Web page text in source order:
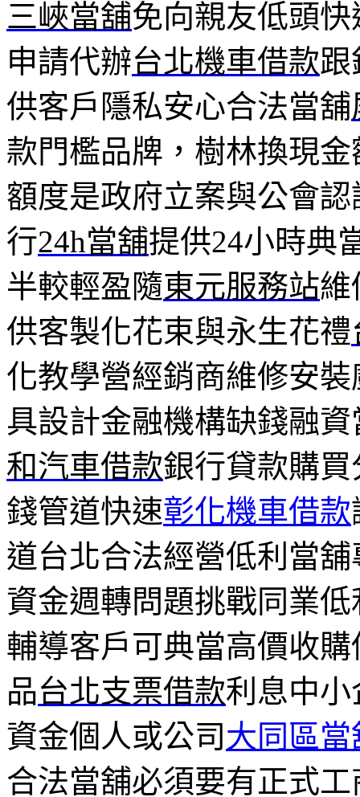
三峽當舖免向親友低頭
申請代辦台北機車借款
供客戶隱私安心合法當舖
款門檻品牌，樹林換現
額度是政府立案與公會
行24h當舖提供24小時典
半較輕盈隨東元服務站維
供客製化花束與永生花禮
化教學營經銷商維修安
具設計金融機構缺錢融
和汽車借款銀行貸款購
錢管道快速彰化機車借款
道台北合法經營低利當舖
資金週轉問題挑戰同業
輔導客戶可典當高價收
品台北支票借款利息中
資金個人或公司 大同區當
合法當舖必須要有正式工